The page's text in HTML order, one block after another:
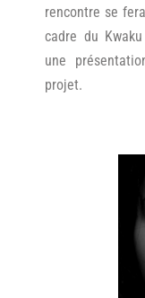
rencontre se
cadre du
une
projet.